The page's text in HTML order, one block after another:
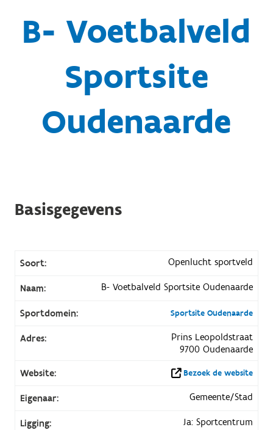
B- Voetbalveld
Sportsite
Oudenaarde
Basisgegevens
Soort: Openlucht sportveld
Naam: B- Voetbalveld Sportsite Oudenaarde
Sportdomein: Sportsite Oudenaarde
Adres:
Prins Leopoldstraat
9700 Oudenaarde
Website:
Bezoek de website
Eigenaar: Gemeente/Stad
Ligging: Ja: Sportcentrum